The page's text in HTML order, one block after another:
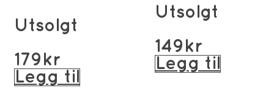
Utsolgt
179 kr
Legg til
Utsolgt
149 kr
Legg til